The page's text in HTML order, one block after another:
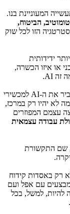
המעוניינת בנו.
הביטוח,
הזו לכל שוק
ידידותית
או איזו הכשרה,
זה AI
.
את ה-AI למכשירי
לא יהיו רק במרכז,
עצמם המפוזרים
עבודה עצמאית
שם התקשורת
רק באסדות קידוח
עם אפל ועם
להיות, למשל, בכל